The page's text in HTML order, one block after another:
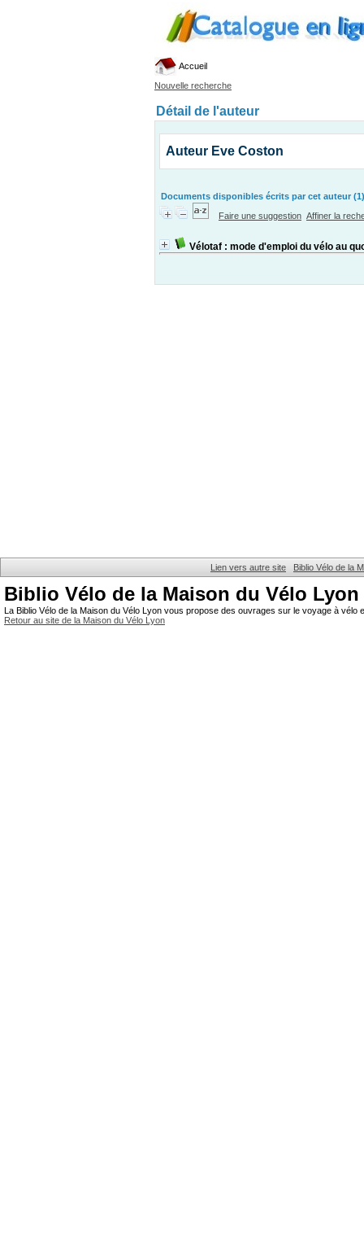
Accueil
Nouvelle recherche
Détail de l'auteur
Auteur Eve Coston
Documents disponibles écrits par cet auteur (1)
Faire une suggestion Affiner la
Vélotaf : mode d'emploi du vélo au
Lien vers autre site Biblio Vélo de la
Biblio Vélo de la Maison du Vélo Lyon
La Biblio Vélo de la Maison du Vélo Lyon vous propose des ouvrages sur le voyage à
Retour au site de la Maison du Vélo Lyon